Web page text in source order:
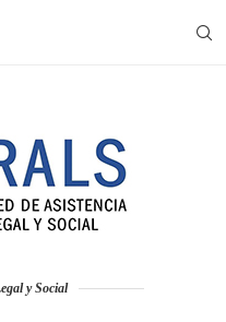
y Social